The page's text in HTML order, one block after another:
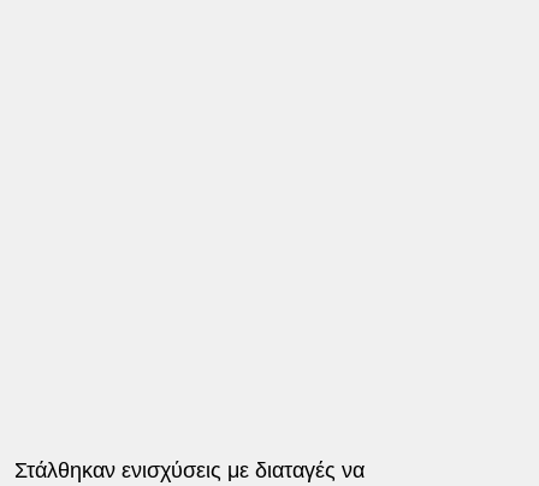
Στάλθηκαν ενισχύσεις με διαταγές να